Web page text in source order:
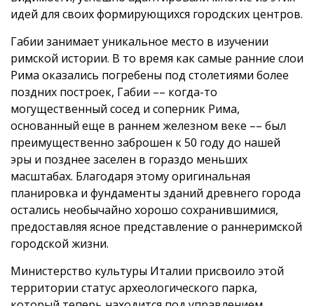
идей для своих формирующихся городских центров.
Габии занимает уникальное место в изучении
римской истории. В то время как самые ранние слои
Рима оказались погребены под столетиями более
поздних построек, Габии –– когда-то
могущественный сосед и соперник Рима,
основанный еще в раннем железном веке –– был
преимущественно заброшен к 50 году до нашей
эры и позднее заселен в гораздо меньших
масштабах. Благодаря этому оригинальная
планировка и фундаменты зданий древнего города
остались необычайно хорошо сохранившимися,
предоставляя ясное представление о раннеримской
городской жизни.
Министерство культуры Италии присвоило этой
территории статус археологического парка,